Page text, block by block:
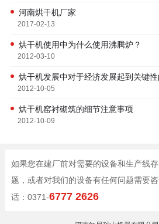
河南烘干机厂家
2017-02-13
烘干机使用中为什么使用沸腾炉？
2012-03-10
烘干机发展中对于经济发展起到关键性
2012-10-05
烘干机窑衬砌筑的细节注意事项
2012-10-09
如果您在建厂前对需要的设备和生产线
题，或者对我们的设备有任何问题需要
话：0371-6777 2626